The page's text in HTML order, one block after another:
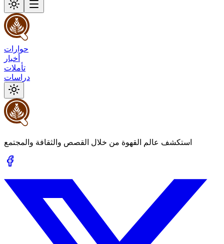
حوارات
أخبار
تأملات
دراسات
استكشف عالم القهوة من خلال القصص والثقافة والمجتمع